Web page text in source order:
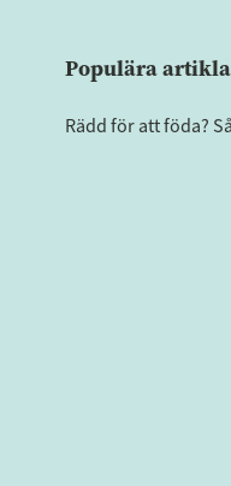
Populära
Rädd för att föda?